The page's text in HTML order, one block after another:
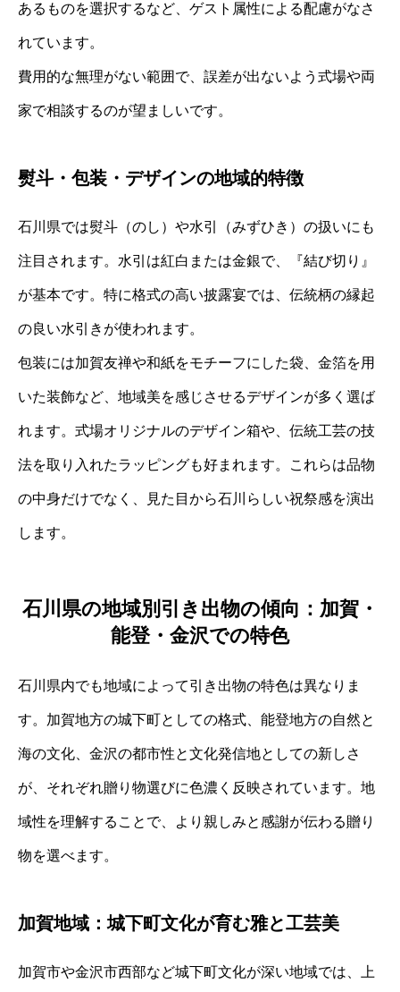
あるものを選択するなど、ゲスト属性による配慮がなさ
れています。
費用的な無理がない範囲で、誤差が出ないよう式場や両
家で相談するのが望ましいです。
熨斗・包装・デザインの地域的特徴
石川県では熨斗（のし）や水引（みずひき）の扱いにも
注目されます。水引は紅白または金銀で、『結び切り』
が基本です。特に格式の高い披露宴では、伝統柄の縁起
の良い水引きが使われます。
包装には加賀友禅や和紙をモチーフにした袋、金箔を用
いた装飾など、地域美を感じさせるデザインが多く選ば
れます。式場オリジナルのデザイン箱や、伝統工芸の技
法を取り入れたラッピングも好まれます。これらは品物
の中身だけでなく、見た目から石川らしい祝祭感を演出
します。
石川県の地域別引き出物の傾向：加賀・
能登・金沢での特色
石川県内でも地域によって引き出物の特色は異なりま
す。加賀地方の城下町としての格式、能登地方の自然と
海の文化、金沢の都市性と文化発信地としての新しさ
が、それぞれ贈り物選びに色濃く反映されています。地
域性を理解することで、より親しみと感謝が伝わる贈り
物を選べます。
加賀地域：城下町文化が育む雅と工芸美
加賀市や金沢市西部など城下町文化が深い地域では、上